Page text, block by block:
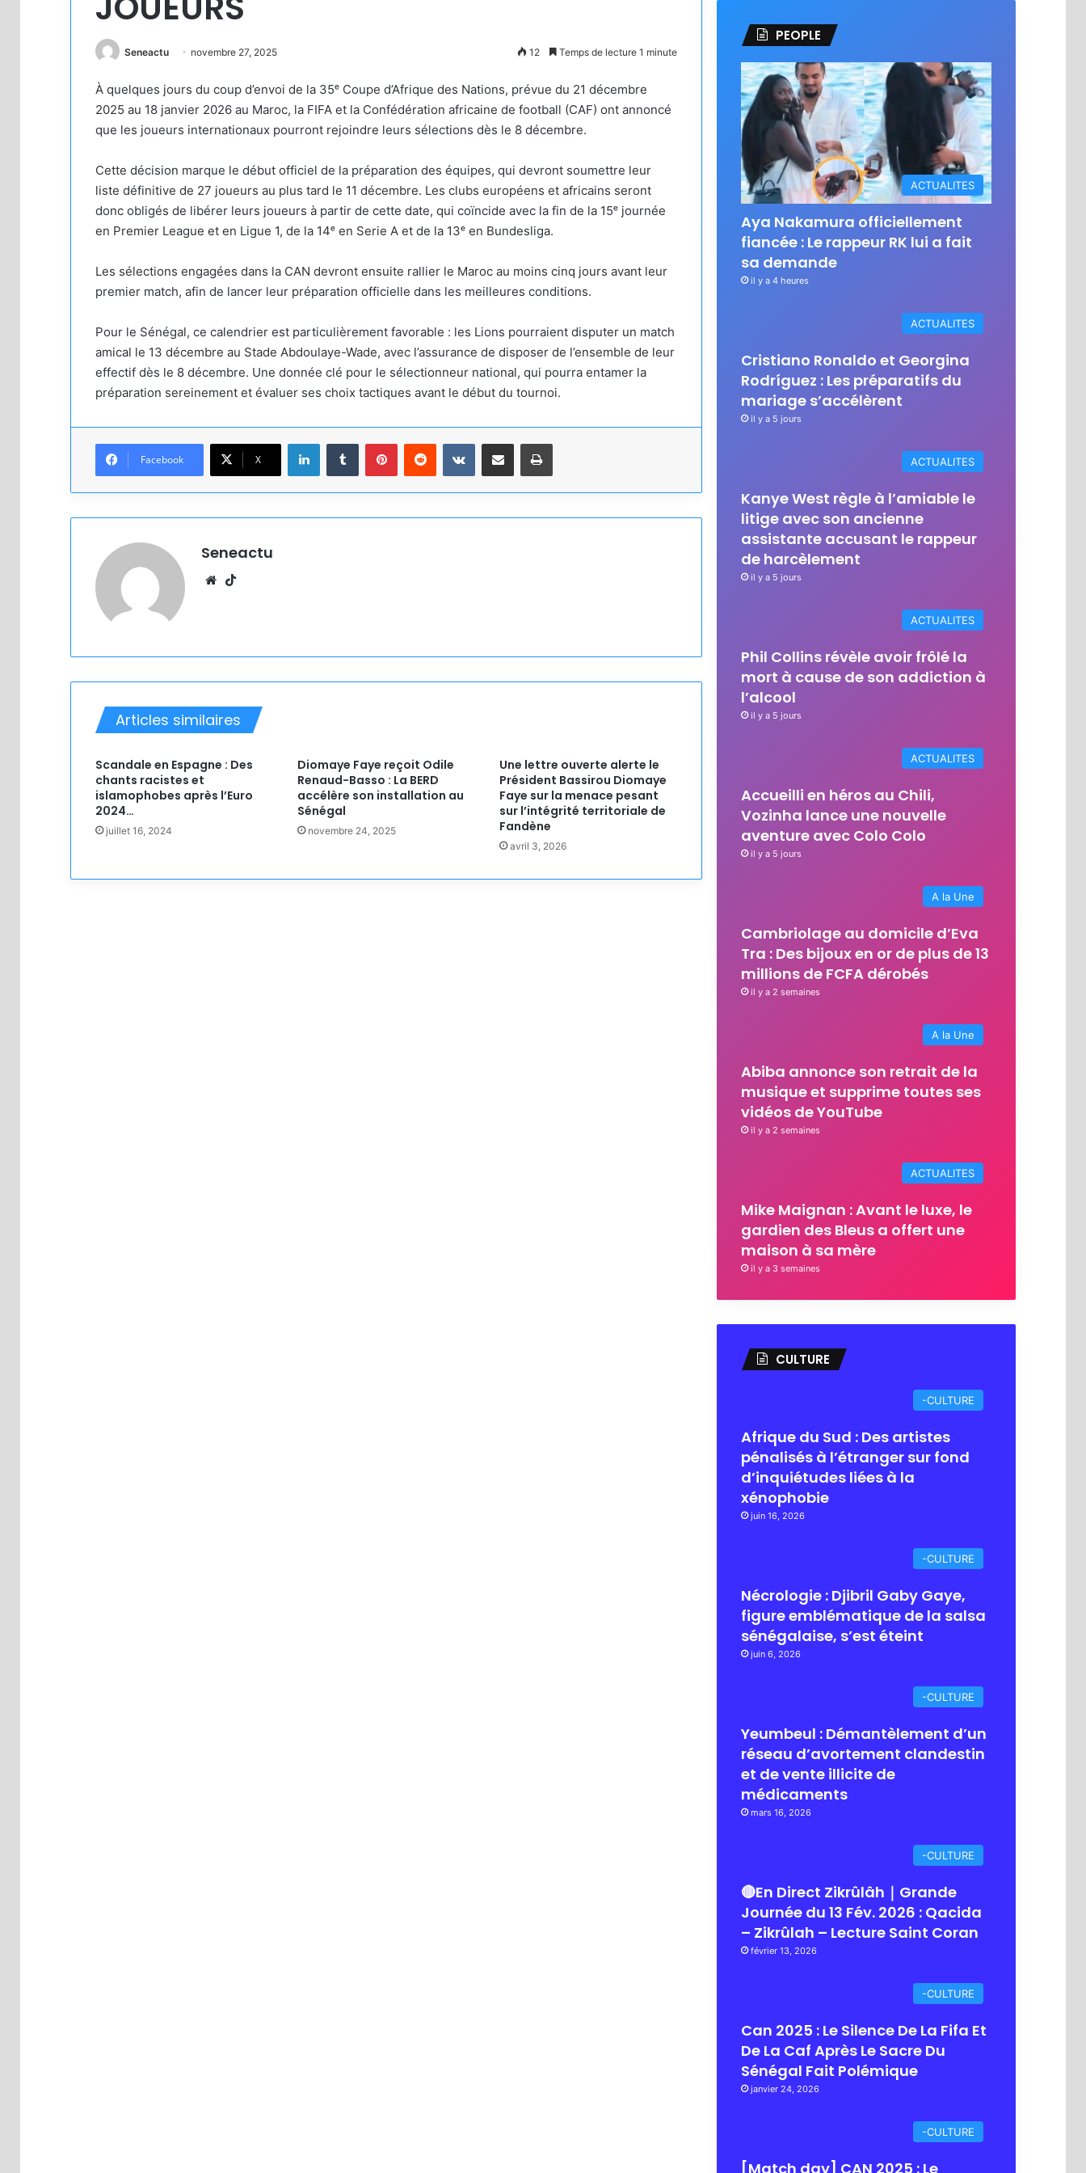
Seneactu novembre 27, 2025 12 Temps de lecture 1 minute
À quelques jours du coup d’envoi de la 35ᵉ Coupe d’Afrique des Nations, prévue du 21 décembre
2025 au 18 janvier 2026 au Maroc, la FIFA et la Confédération africaine de football (CAF) ont annoncé
que les joueurs internationaux pourront rejoindre leurs sélections dès le 8 décembre.
Cette décision marque le début officiel de la préparation des équipes, qui devront soumettre leur
liste définitive de 27 joueurs au plus tard le 11 décembre. Les clubs européens et africains seront
donc obligés de libérer leurs joueurs à partir de cette date, qui coïncide avec la fin de la 15ᵉ journée
en Premier League et en Ligue 1, de la 14ᵉ en Serie A et de la 13ᵉ en Bundesliga.
Les sélections engagées dans la CAN devront ensuite rallier le Maroc au moins cinq jours avant leur
premier match, afin de lancer leur préparation officielle dans les meilleures conditions.
Pour le Sénégal, ce calendrier est particulièrement favorable : les Lions pourraient disputer un match
amical le 13 décembre au Stade Abdoulaye-Wade, avec l’assurance de disposer de l’ensemble de leur
effectif dès le 8 décembre. Une donnée clé pour le sélectionneur national, qui pourra entamer la
préparation sereinement et évaluer ses choix tactiques avant le début du tournoi.
Facebook X
LinkedinTumblr PinterestReddit VKontaktePartager par email Imprimer
Seneactu
Website
Articles similaires
Scandale en Espagne : Des
chants racistes et
islamophobes après l’Euro
2024…
juillet 16, 2024
Diomaye Faye reçoit Odile
Renaud-Basso : La BERD
accélère son installation au
Sénégal
novembre 24, 2025
Une lettre ouverte alerte le
Président Bassirou Diomaye
Faye sur la menace pesant
sur l’intégrité territoriale de
Fandène
avril 3, 2026
PEOPLE
ACTUALITES
Aya Nakamura officiellement
fiancée : Le rappeur RK lui a fait
sa demande
il y a 4 heures
ACTUALITES
Cristiano Ronaldo et Georgina
Rodríguez : Les préparatifs du
mariage s’accélèrent
il y a 5 jours
ACTUALITES
Kanye West règle à l’amiable le
litige avec son ancienne
assistante accusant le rappeur
de harcèlement
il y a 5 jours
ACTUALITES
Phil Collins révèle avoir frôlé la
mort à cause de son addiction à
l’alcool
il y a 5 jours
ACTUALITES
Accueilli en héros au Chili,
Vozinha lance une nouvelle
aventure avec Colo Colo
il y a 5 jours
A la Une
Cambriolage au domicile d’Eva
Tra : Des bijoux en or de plus de 13
millions de FCFA dérobés
il y a 2 semaines
A la Une
Abiba annonce son retrait de la
musique et supprime toutes ses
vidéos de YouTube
il y a 2 semaines
ACTUALITES
Mike Maignan : Avant le luxe, le
gardien des Bleus a offert une
maison à sa mère
il y a 3 semaines
CULTURE
-CULTURE
Afrique du Sud : Des artistes
pénalisés à l’étranger sur fond
d’inquiétudes liées à la
xénophobie
juin 16, 2026
-CULTURE
Nécrologie : Djibril Gaby Gaye,
figure emblématique de la salsa
sénégalaise, s’est éteint
juin 6, 2026
-CULTURE
Yeumbeul : Démantèlement d’un
réseau d’avortement clandestin
et de vente illicite de
médicaments
mars 16, 2026
-CULTURE
🔴En Direct Zikrûlâh｜Grande
Journée du 13 Fév. 2026 : Qacida
– Zikrûlah – Lecture Saint Coran
février 13, 2026
-CULTURE
Can 2025 : Le Silence De La Fifa Et
De La Caf Après Le Sacre Du
Sénégal Fait Polémique
janvier 24, 2026
-CULTURE
[Match day] CAN 2025 : Le